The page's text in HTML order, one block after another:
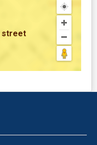
street